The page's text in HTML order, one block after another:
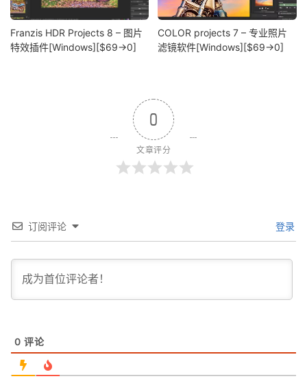
Franzis HDR Projects 8 – 图片
特效插件[Windows][$69→0]
COLOR projects 7 – 专业照片
滤镜软件[Windows][$69→0]
0
文章评分
订阅评论 登录
0 评论